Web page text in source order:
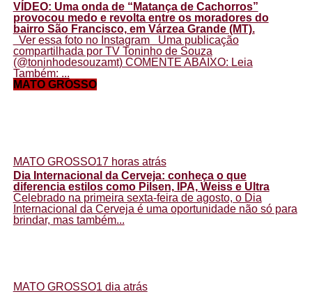
VÍDEO: Uma onda de “Matança de Cachorros”
provocou medo e revolta entre os moradores do
bairro São Francisco, em Várzea Grande (MT).
Ver essa foto no Instagram Uma publicação
compartilhada por TV Toninho de Souza
(@toninhodesouzamt) COMENTE ABAIXO: Leia
Também: ...
MATO GROSSO
MATO GROSSO17 horas atrás
Dia Internacional da Cerveja: conheça o que
diferencia estilos como Pilsen, IPA, Weiss e Ultra
Celebrado na primeira sexta-feira de agosto, o Dia
Internacional da Cerveja é uma oportunidade não só para
brindar, mas também...
MATO GROSSO1 dia atrás